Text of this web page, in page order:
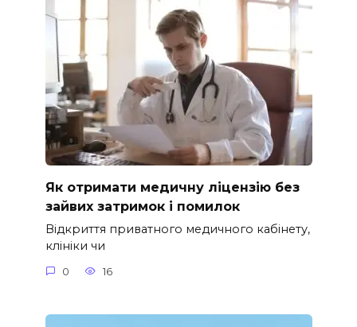
Як отримати медичну ліцензію без
зайвих затримок і помилок
Відкриття приватного медичного кабінету,
клініки чи
0 16